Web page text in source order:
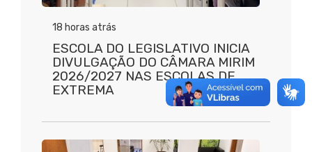
18 horas atrás
ESCOLA DO LEGISLATIVO INICIA
DIVULGAÇÃO DO CÂMARA MIRIM
2026/2027 NAS ESCOLAS DE
EXTREMA